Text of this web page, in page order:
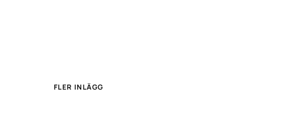
FLER INLÄGG